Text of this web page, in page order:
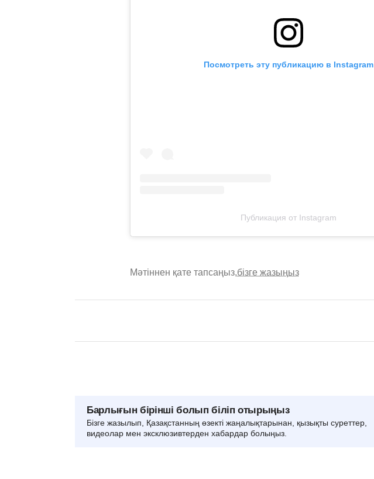
Посмотреть эту публикацию в Instagram
Публикация от Instagram
Мәтіннен қате тапсаңыз,бізге жазыңыз
Барлығын бірінші болып біліп отырыңыз
Бізге жазылып, Қазақстанның өзекті жаңалықтарынан, қызықты суреттер,
видеолар мен эксклюзивтерден хабардар болыңыз.